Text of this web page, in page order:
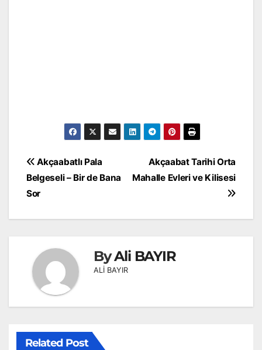
Yazı
gezinmesi
Akçaabat Tarihi Orta
Mahalle Evleri ve Kilisesi
Akçaabatlı Pala
Belgeseli – Bir de Bana
Sor
ByAli BAYIR
ALİ BAYIR
Related Post